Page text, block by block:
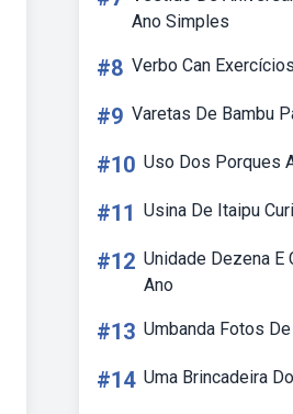
Ano Simples
#8 Verbo Can
#9 Varetas De Bambu
#10 Uso Dos Porques
#11 Usina De Itaipu
#12 Unidade Dezena E
Ano
#13 Umbanda Fotos
#14 Uma Brincadeira